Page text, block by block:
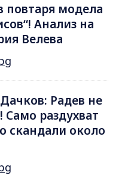
повтаря модела
Анализ на
Велева
Радев не
Само раздухват
скандали около